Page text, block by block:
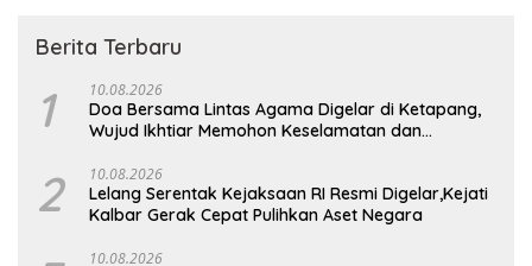
Berita Terbaru
1 10.08.2026
Doa Bersama Lintas Agama Digelar di Ketapang,
Wujud Ikhtiar Memohon Keselamatan dan
2 10.08.2026
Lelang Serentak Kejaksaan RI Resmi Digelar,Kejati
Kalbar Gerak Cepat Pulihkan Aset Negara
10.08.2026